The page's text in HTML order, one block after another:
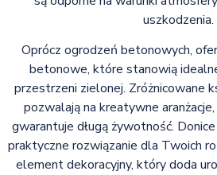
uszkodzenia.
Oprócz ogrodzeń betonowych,
betonowe, które stanowią
przestrzeni zielonej. Zróżnicowane
pozwalają na kreatywne
gwarantuje długą żywotność.
praktyczne rozwiązanie dla Twoich
element dekoracyjny, który doda